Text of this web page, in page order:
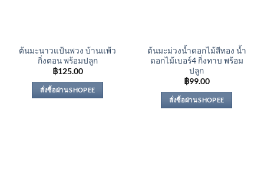
ต้นมะนาวแป้นพวง บ้านแพ้ว
กิ่งตอน พร้อมปลูก
฿125.00
สั่งซื้อผ่าน SHOPEE
ต้นมะม่วงน้ำดอกไม้สีทอง น้ำ
ดอกไม้เบอร์4 กิ่งทาบ พร้อม
ปลูก
฿99.00
สั่งซื้อผ่าน SHOPEE